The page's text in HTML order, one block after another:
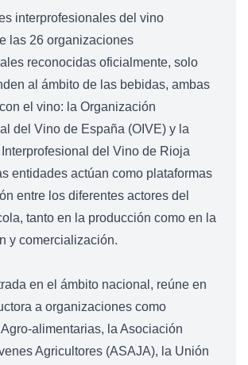
interprofesionales del vino
las 26 organizaciones
reconocidas oficialmente, solo
al ámbito de las bebidas, ambas
el vino: la Organización
del Vino de España (OIVE) y la
del Vino de Rioja
entidades actúan como plataformas
entre los diferentes actores del
tanto en la producción como en la
y comercialización.
en el ámbito nacional, reúne en
a organizaciones como
alimentarias, la Asociación
Agricultores (ASAJA), la Unión